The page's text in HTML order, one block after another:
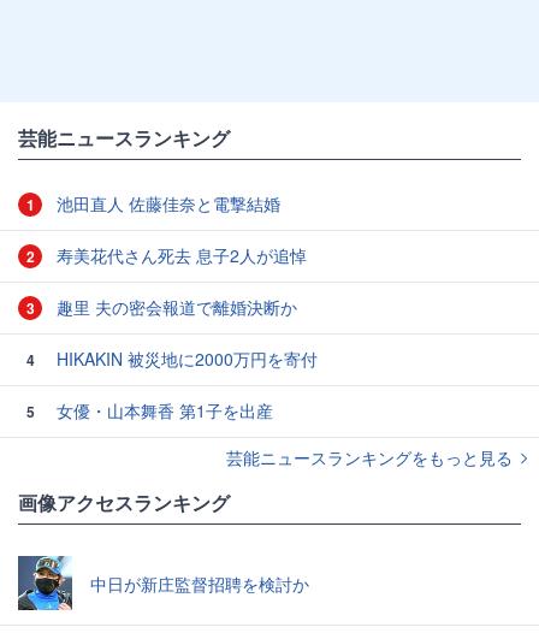
芸能ニュースランキング
1 池田直人 佐藤佳奈と電撃結婚
2 寿美花代さん死去 息子2人が追悼
3 趣里 夫の密会報道で離婚決断か
4 HIKAKIN 被災地に2000万円を寄付
5
女優・山本舞香 第1子を出産
芸能ニュースランキングをもっと見る
画像アクセスランキング
中日が新庄監督招聘を検討か